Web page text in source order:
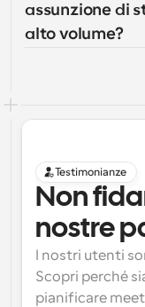
assunzione di
alto volume?
Testimonianze
Non
nostre
I nostri utenti
Scopri perché
pianificare